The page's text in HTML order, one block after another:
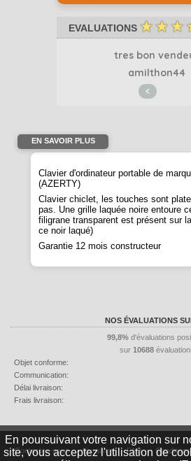
NOS ÉVALUATIONS
99,8%d'évaluations
sur 10688
Objet conforme:
Communication:
Délai livraison:
Frais livraison:
En poursuivant votre navigation sur
site, vous acceptez l'utilisation de
EVALUATIONS ☆☆☆
tres bon
amilthon44
<
EN SAVOIR PLUS
Clavier d'ordinateur portable de
(AZERTY)
Clavier chiclet, les touches sont
pas. Une grille laquée noire entoure
filigrane transparent est présent sur
ce noir laqué)
Garantie 12 mois constructeur
Contactez-nous Livraison FAQ Conditions